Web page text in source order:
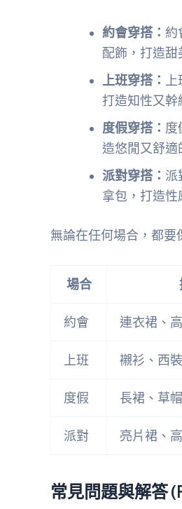
約會穿搭： 約
配飾，打造甜
上班穿搭：
打造知性又幹
度假穿搭： 度
造悠閒又舒適
派對穿搭： 派
拿包，打造性
無論在任何場合，都要
場合
約會 連衣裙、
上班 襯衫、西
度假 長裙、草
派對 亮片裙、
常見問題與解答